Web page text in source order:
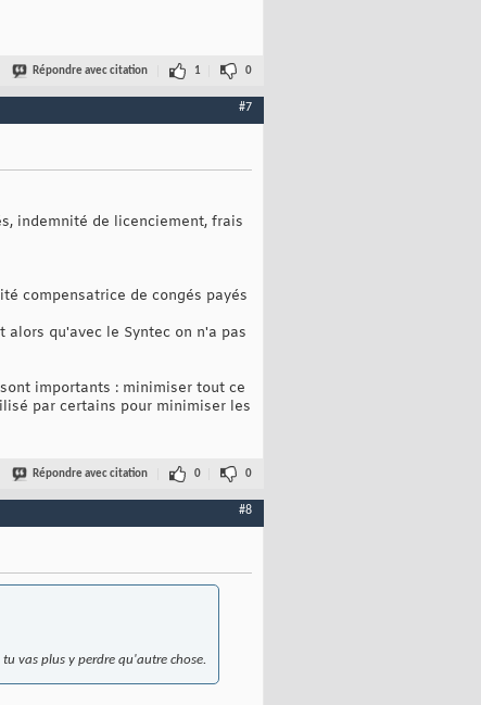
Répondre avec citation 1 0
#7
indemnité de licenciement, frais
compensatrice de congés payés
qu'avec le Syntec on n'a pas
importants : minimiser tout ce
par certains pour minimiser les
Répondre avec citation 0 0
#8
vas plus y perdre qu'autre chose.